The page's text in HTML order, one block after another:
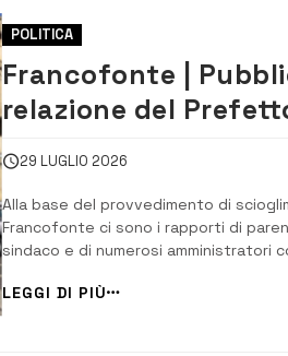
POLITICA
Francofonte |
relazione del
portato allo
comune
29 LUGLIO 2026
Alla base del provvedimento di
Francofonte ci sono i rapporti di
sindaco e di numerosi amministratori
criminalità organizzata, la sistematica
preventivi, soprattutto di quelli
dell’affidamento diretto p...
LEGGI DI PIÙ